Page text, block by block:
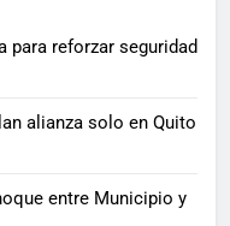
para reforzar seguridad
alianza solo en Quito
entre Municipio y